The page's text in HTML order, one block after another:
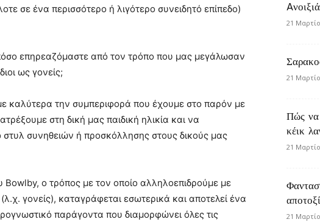
σε ένα περισσότερο ή λιγότερο συνειδητό επίπεδο)
επηρεαζόμαστε από τον τρόπο που μας μεγάλωσαν
ως γονείς;
καλύτερα την συμπεριφορά που έχουμε στο παρόν με
στη δική μας παιδική ηλικία και να
συνηθειών ή προσκόλλησης στους δικούς μας
ο τρόπος με τον οποίο αλληλοεπιδρούμε με
γονείς), καταγράφεται εσωτερικά και αποτελεί ένα
παράγοντα που διαμορφώνει όλες τις
21
21
Πώς να
κέικ
21
21